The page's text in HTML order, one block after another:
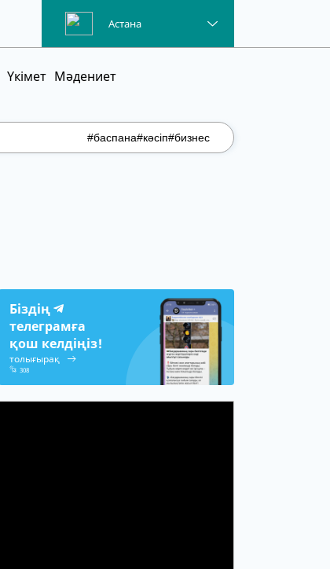
Астана
Үкімет Мәдениет
#баспана#кәсіп#бизнес
Біздің
телеграмға
қош келдіңіз!
толығырақ
308